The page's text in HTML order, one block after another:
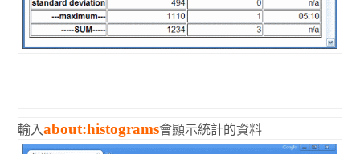
輸入about:histograms會顯示統計的資料